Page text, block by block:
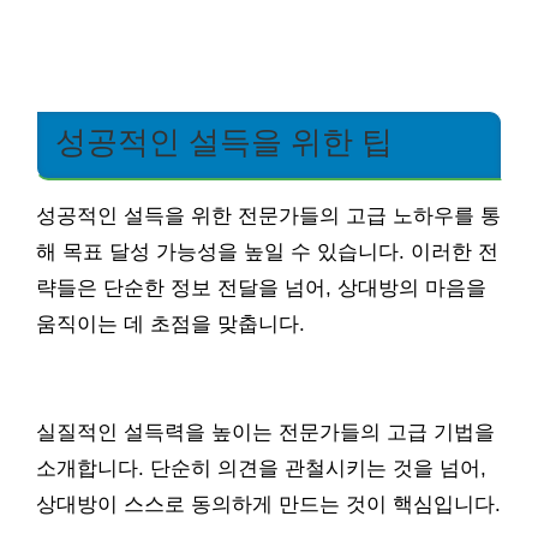
성공적인 설득을 위한 팁
성공적인 설득을 위한 전문가들의 고급 노하우를 통
해 목표 달성 가능성을 높일 수 있습니다. 이러한 전
략들은 단순한 정보 전달을 넘어, 상대방의 마음을
움직이는 데 초점을 맞춥니다.
실질적인 설득력을 높이는 전문가들의 고급 기법을
소개합니다. 단순히 의견을 관철시키는 것을 넘어,
상대방이 스스로 동의하게 만드는 것이 핵심입니다.